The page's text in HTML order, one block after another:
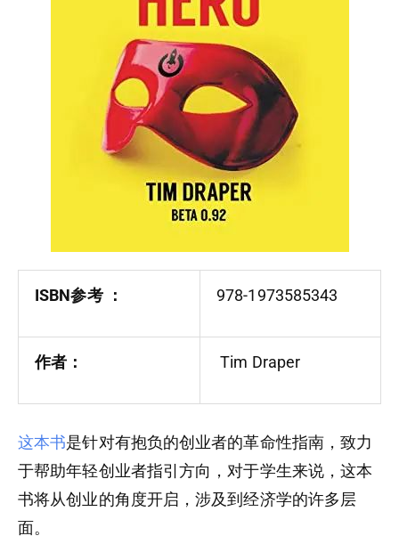
ISBN参考‏ ： 978-1973585343
作者： Tim Draper
这本书是针对有抱负的创业者的革命性指南，致力
于帮助年轻创业者指引方向，对于学生来说，这本
书将从创业的角度开启，涉及到经济学的许多层
面。